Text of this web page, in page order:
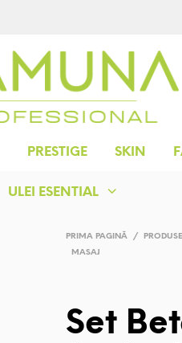
MAGAZIN YAMUNA
PRESTIGE SKIN
ULEI ESENTIAL
PRIMA PAGINĂ /
MASAJ
Set